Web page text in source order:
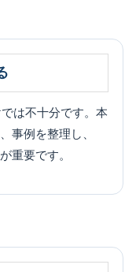
は不十分です。本
事例を整理し、
重要です。